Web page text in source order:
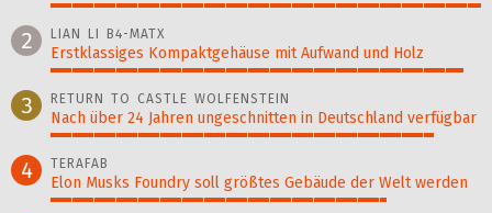
2 LIAN LI B4-MATX
Erstklassiges Kompaktgehäuse mit Aufwand und Holz
3 RETURN TO CASTLE WOLFENSTEIN
Nach über 24 Jahren ungeschnitten in Deutschland verfügbar
4 TERAFAB
Elon Musks Foundry soll größ­tes Gebäude der Welt werden